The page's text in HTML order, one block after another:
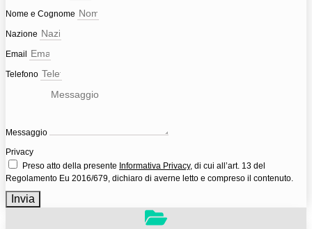
Nome e Cognome
Nazione
Email
Telefono
Messaggio
Privacy
Preso atto della presente Informativa Privacy, di cui all’art. 13 del
Regolamento Eu 2016/679, dichiaro di averne letto e compreso il contenuto.
Invia